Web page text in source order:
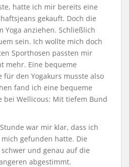
hatte ich mir bereits eine
gekauft. Doch die
Yoga anziehen. Schließlich
sein. Ich wollte mich doch
Sporthosen passten mir
mehr. Eine bequeme
für den Yogakurs musste also
fand ich eine bequeme
bei Wellicous: Mit tiefem Bund
war mir klar, dass ich
gefunden hatte. Die
und genau auf die
abgestimmt.